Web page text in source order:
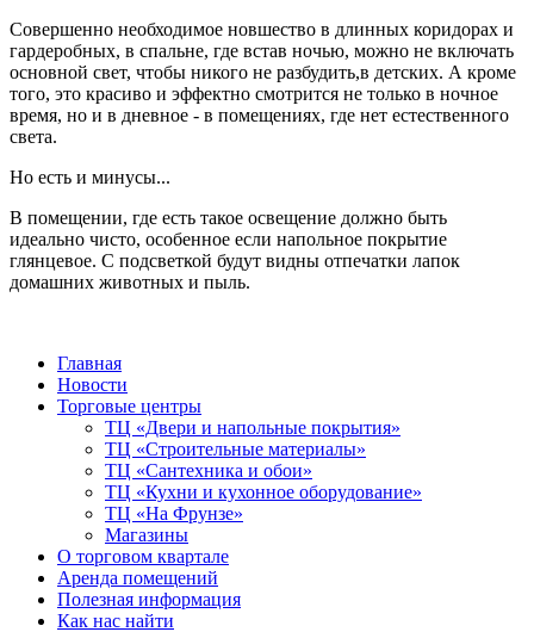
Совершенно необходимое новшество в длинных коридорах и
гардеробных, в спальне, где встав ночью, можно не включать
основной свет, чтобы никого не разбудить,в детских. А кроме
того, это красиво и эффектно смотрится не только в ночное
время, но и в дневное - в помещениях, где нет естественного
света.
Но есть и минусы...
В помещении, где есть такое освещение должно быть
идеально чисто, особенное если напольное покрытие
глянцевое. С подсветкой будут видны отпечатки лапок
домашних животных и пыль.
Главная
Новости
Торговые центры
ТЦ «Двери и напольные покрытия»
ТЦ «Строительные материалы»
ТЦ «Сантехника и обои»
ТЦ «Кухни и кухонное оборудование»
ТЦ «На Фрунзе»
Магазины
О торговом квартале
Аренда помещений
Полезная информация
Как нас найти